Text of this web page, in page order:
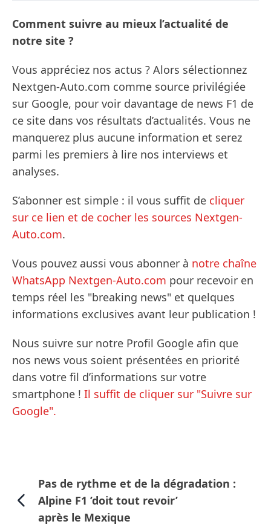
Comment suivre au mieux l’actualité de
notre site ?
Vous appréciez nos actus ? Alors sélectionnez
Nextgen-Auto.com comme source privilégiée
sur Google, pour voir davantage de news F1 de
ce site dans vos résultats d’actualités. Vous ne
manquerez plus aucune information et serez
parmi les premiers à lire nos interviews et
analyses.
S’abonner est simple : il vous suffit de cliquer
sur ce lien et de cocher les sources Nextgen-
Auto.com.
Vous pouvez aussi vous abonner à notre chaîne
WhatsApp Nextgen-Auto.com pour recevoir en
temps réel les "breaking news" et quelques
informations exclusives avant leur publication !
Nous suivre sur notre Profil Google afin que
nos news vous soient présentées en priorité
dans votre fil d’informations sur votre
smartphone ! Il suffit de cliquer sur "Suivre sur
Google".
Pas de rythme et de la dégradation :
Alpine F1 ’doit tout revoir’
après le Mexique